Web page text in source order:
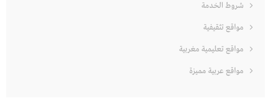
شروط الخدمة
مواقع تثقيفية
مواقع تعليمية مغربية
مواقع عربية مميزة